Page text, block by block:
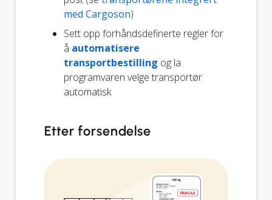
med Cargoson)
Sett opp forhåndsdefinerte regler for
å automatisere
transportbestilling og la
programvaren velge transportør
automatisk
Etter forsendelse